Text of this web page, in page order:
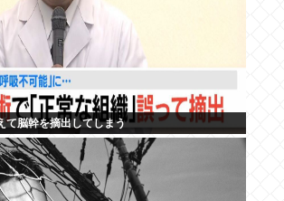
て脳幹を摘出してしまう